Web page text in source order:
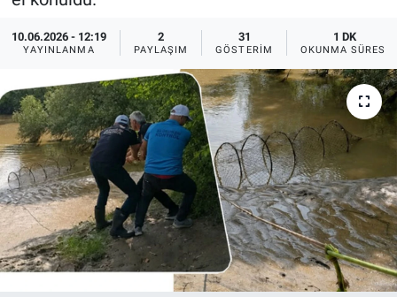
10.06.2026 - 12:19
YAYINLANMA
2
PAYLAŞIM
31
GÖSTERIM
1 DK
OKUNMA SÜRESI